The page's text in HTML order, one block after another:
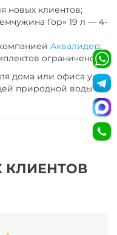
новых клиентов;
Гор» 19 л — 4-
Аквалидер;
ограничено.
дома или офиса уже
природной воды с